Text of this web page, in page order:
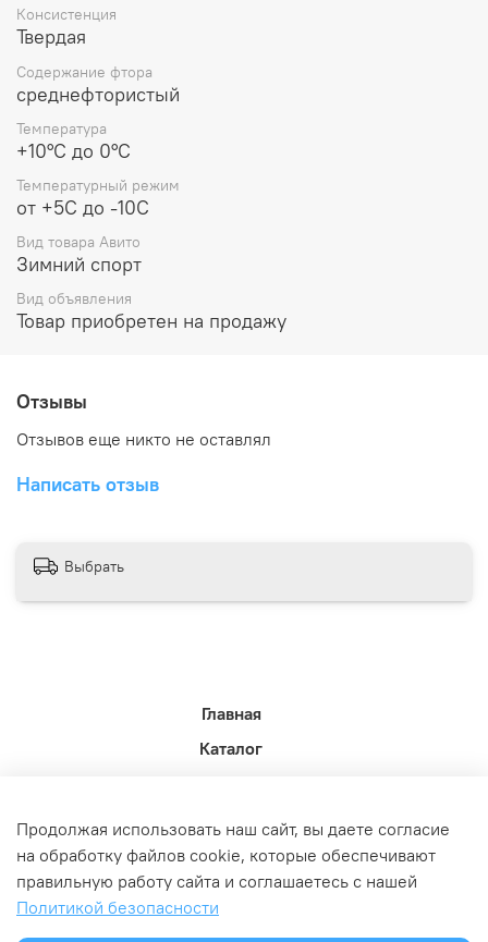
Консистенция
Твердая
Содержание фтора
среднефтористый
Температура
+10°C до 0°С
Температурный режим
от +5С до -10С
Вид товара Авито
Зимний спорт
Вид объявления
Товар приобретен на продажу
Отзывы
Отзывов еще никто не оставлял
Написать отзыв
Выбрать
Главная
Каталог
Доставка
Политика возврата
Связь с администрацией
Продолжая использовать наш сайт, вы даете согласие
на обработку файлов cookie, которые обеспечивают
правильную работу сайта и соглашаетесь с нашей
Политикой безопасности